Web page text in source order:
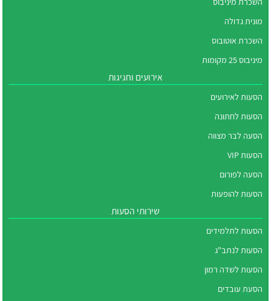
מונית גדולה
השכרת אוטובוס
מיניבוס 25 מקומות
אירועים וחגיגות
הסעות לאירועים
הסעות לחתונה
הסעה לבר מצווה
הסעות VIP
הסעה לפורום
הסעות להופעות
שירותי הסעות
הסעות לתלמידים
הסעות לנתב"ג
הסעות לשדה רמון
הסעת עובדים